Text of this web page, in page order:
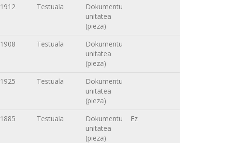
1912 Testuala
Dokumentu
unitatea
(pieza)
1908 Testuala
Dokumentu
unitatea
(pieza)
1925 Testuala
Dokumentu
unitatea
(pieza)
1885 Testuala
Dokumentu
unitatea
(pieza)
Ez